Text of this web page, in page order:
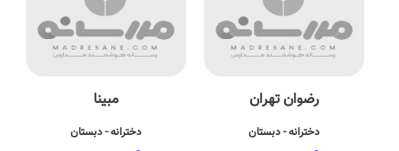
رضوان تهران
دخترانه - دبستان
مبینا
دخترانه - دبستان